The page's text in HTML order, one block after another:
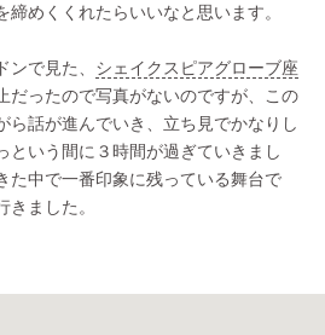
締めくくれたらいいなと思います。
で見た、 シェイクスピアグローブ座
だったので写真がないのですが、この
ら話が進んでいき、立ち見でかなりし
という間に３時間が過ぎていきまし
た中で一番印象に残っている舞台で
ました。